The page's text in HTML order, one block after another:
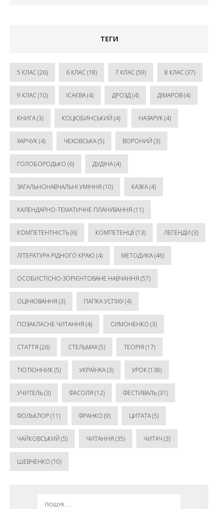
ТЕГИ
5 КЛАС(26) 6 КЛАС(18) 7 КЛАС(59) 8 КЛАС(37)
9 КЛАС(10) ІСАЄВА(4) ДРОЗД(4) ДІМАРОВ(4)
КНИГА(3) КОЦЮБИНСЬКИЙ (4) НАЗАРУК(4)
ХАРЧУК(4) ЧЕХОВСЬКА(5) ВОРОНИЙ (3)
ГОЛОБОРОДЬКО (6) ДУДІНА(4)
ЗАГАЛЬНОНАВЧАЛЬНІ УМІННЯ (10) КАЗКА(4)
КАЛЕНДАРНО-ТЕМАТИЧНЕ ПЛАНУВАННЯ (11)
КОМПЕТЕНТНІСТЬ(6) КОМПЕТЕНЦІЇ (13) ЛЕГЕНДИ (3)
ЛІТЕРАТУРА РІДНОГО КРАЮ (4) МЕТОДИКА(46)
ОСОБИСТІСНО-ЗОРІЄНТОВАНЕ НАВЧАННЯ (57)
ОЦІНЮВАННЯ (3) ПАПКА УСПІХУ(4)
ПОЗАКЛАСНЕ ЧИТАННЯ (4) СИМОНЕНКО (3)
СТАТТЯ (26) СТЕЛЬМАХ(5) ТЕОРІЯ (17)
ТЮТЮННИК(5) УКРАЇНКА(3) УРОК(138)
УЧИТЕЛЬ(3) ФАСОЛЯ (12) ФЕСТИВАЛЬ(31)
ФОЛЬКЛОР(11) ФРАНКО (9) ЦИТАТА(5)
ЧАЙКОВСЬКИЙ (5) ЧИТАННЯ (35) ЧИТАЧ (3)
ШЕВЧЕНКО (10)